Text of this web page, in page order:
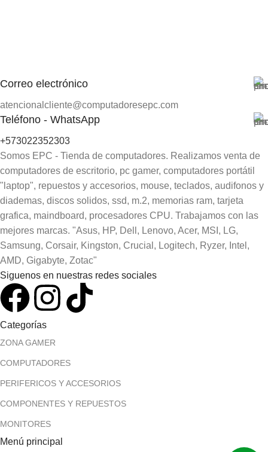
Correo electrónico
atencionalcliente@computadoresepc.com
Teléfono - WhatsApp
+573022352303
Somos EPC - Tienda de computadores. Realizamos venta de
computadores de escritorio, pc gamer, computadores portátil
"laptop", repuestos y accesorios, mouse, teclados, audifonos y
diademas, discos solidos, ssd, m.2, memorias ram, tarjeta
grafica, maindboard, procesadores CPU. Trabajamos con las
mejores marcas. "Asus, HP, Dell, Lenovo, Acer, MSI, LG,
Samsung, Corsair, Kingston, Crucial, Logitech, Ryzer, Intel,
AMD, Gigabyte, Zotac"
Siguenos en nuestras redes sociales
Categorías
ZONA GAMER
COMPUTADORES
PERIFERICOS Y ACCESORIOS
COMPONENTES Y REPUESTOS
MONITORES
Menú principal